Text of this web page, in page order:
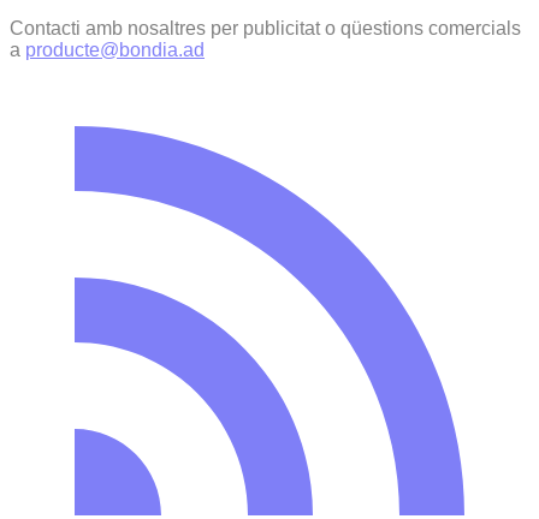
Contacti amb nosaltres per publicitat o qüestions comercials
a producte@bondia.ad